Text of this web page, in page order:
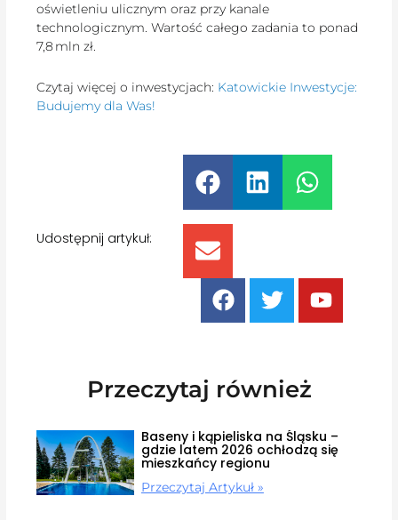
oświetleniu ulicznym oraz przy kanale
technologicznym. Wartość całego zadania to ponad
7,8 mln zł.
Czytaj więcej o inwestycjach: Katowickie Inwestycje:
Budujemy dla Was!
Udostępnij artykuł:
Przeczytaj również
Baseny i kąpieliska na Śląsku –
gdzie latem 2026 ochłodzą się
mieszkańcy regionu
Przeczytaj Artykuł »